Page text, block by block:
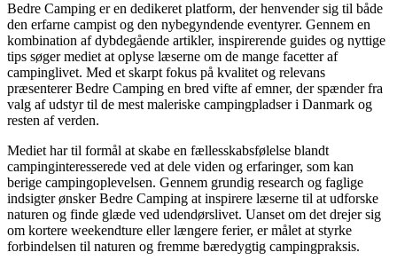
Bedre Camping er en dedikeret platform, der henvender sig til både
den erfarne campist og den nybegyndende eventyrer. Gennem en
kombination af dybdegående artikler, inspirerende guides og nyttige
tips søger mediet at oplyse læserne om de mange facetter af
campinglivet. Med et skarpt fokus på kvalitet og relevans
præsenterer Bedre Camping en bred vifte af emner, der spænder fra
valg af udstyr til de mest maleriske campingpladser i Danmark og
resten af verden.
Mediet har til formål at skabe en fællesskabsfølelse blandt
campinginteresserede ved at dele viden og erfaringer, som kan
berige campingoplevelsen. Gennem grundig research og faglige
indsigter ønsker Bedre Camping at inspirere læserne til at udforske
naturen og finde glæde ved udendørslivet. Uanset om det drejer sig
om kortere weekendture eller længere ferier, er målet at styrke
forbindelsen til naturen og fremme bæredygtig campingpraksis.